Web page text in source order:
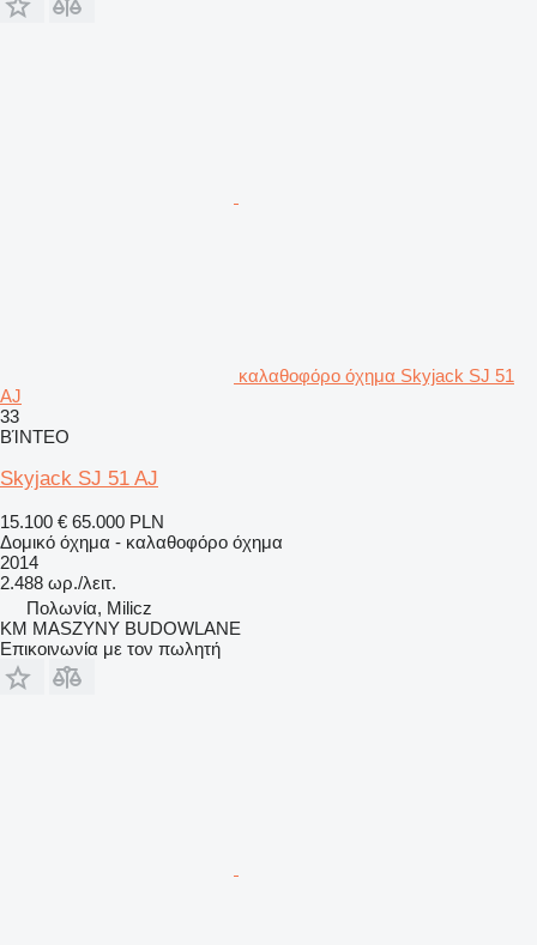
καλαθοφόρο όχημα Skyjack SJ 51
AJ
33
ΒΊΝΤΕΟ
Skyjack SJ 51 AJ
15.100 € 65.000 PLN
Δομικό όχημα - καλαθοφόρο όχημα
2014
2.488 ωρ./λειτ.
Πολωνία, Milicz
KM MASZYNY BUDOWLANE
Επικοινωνία με τον πωλητή